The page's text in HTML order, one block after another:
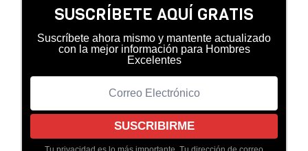
SUSCRÍBETE AQUÍ GRATIS
Suscríbete ahora mismo y mantente actualizado
con la mejor información para Hombres
Excelentes